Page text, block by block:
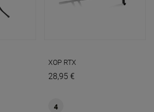
XOP RTX
28,95 €
4